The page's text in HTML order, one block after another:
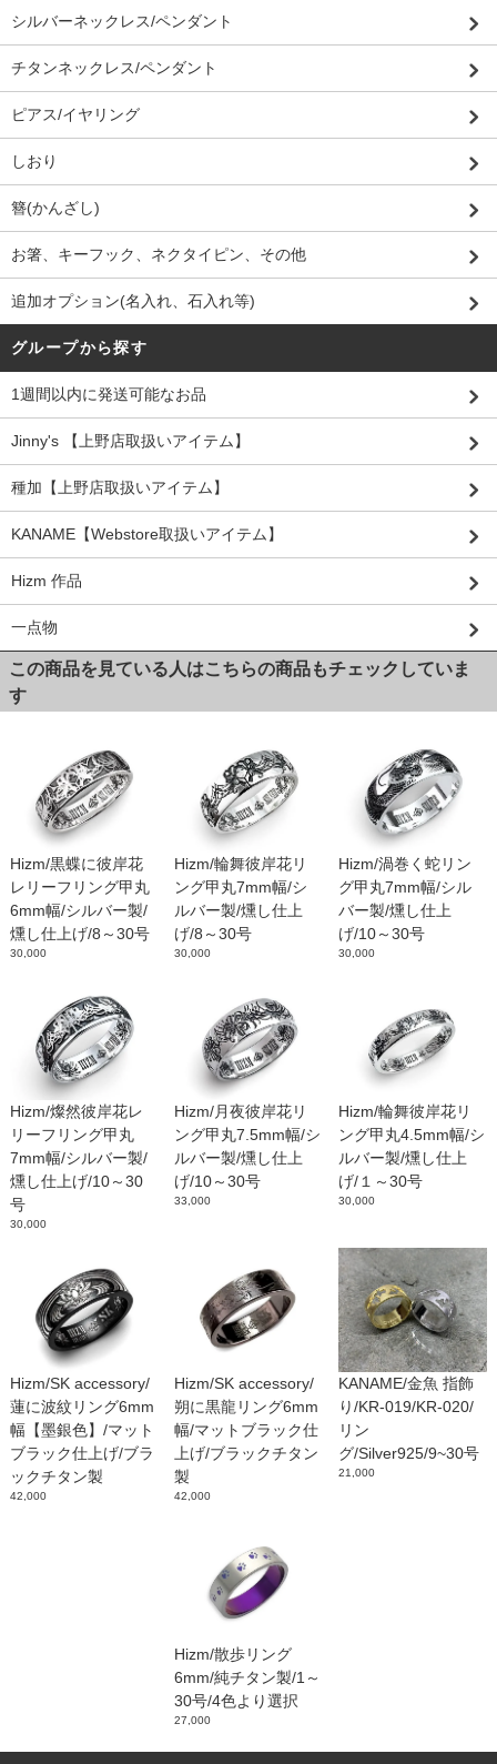
シルバーネックレス/ペンダント
チタンネックレス/ペンダント
ピアス/イヤリング
しおり
簪(かんざし)
お箸、キーフック、ネクタイピン、その他
追加オプション(名入れ、石入れ等)
グループから探す
1週間以内に発送可能なお品
Jinny's 【上野店取扱いアイテム】
種加【上野店取扱いアイテム】
KANAME【Webstore取扱いアイテム】
Hizm 作品
一点物
この商品を見ている人はこちらの商品もチェックしていま
す
Hizm/黒蝶に彼岸花
レリーフリング甲丸
6mm幅/シルバー製/
燻し仕上げ/8～30号
30,000
Hizm/輪舞彼岸花リ
ング甲丸7mm幅/シ
ルバー製/燻し仕上
げ/8～30号
30,000
Hizm/渦巻く蛇リン
グ甲丸7mm幅/シル
バー製/燻し仕上
げ/10～30号
30,000
Hizm/燦然彼岸花レ
リーフリング甲丸
7mm幅/シルバー製/
燻し仕上げ/10～30
号
30,000
Hizm/月夜彼岸花リ
ング甲丸7.5mm幅/シ
ルバー製/燻し仕上
げ/10～30号
33,000
Hizm/輪舞彼岸花リ
ング甲丸4.5mm幅/シ
ルバー製/燻し仕上
げ/１～30号
30,000
Hizm/SK accessory/
蓮に波紋リング6mm
幅【墨銀色】/マット
ブラック仕上げ/ブラ
ックチタン製
42,000
Hizm/SK accessory/
朔に黒龍リング6mm
幅/マットブラック仕
上げ/ブラックチタン
製
42,000
KANAME/金魚 指飾
り/KR-019/KR-020/
リン
グ/Silver925/9~30号
21,000
Hizm/散歩リング
6mm/純チタン製/1～
30号/4色より選択
27,000